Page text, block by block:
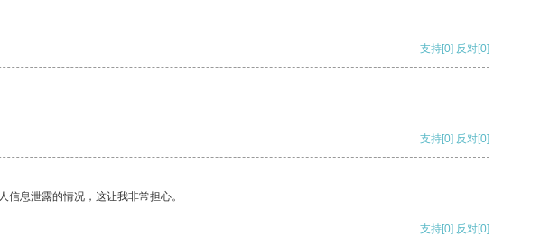
支持[0] 反对[0]
支持[0] 反对[0]
息泄露的情况，这让我非常担心。
支持[0] 反对[0]